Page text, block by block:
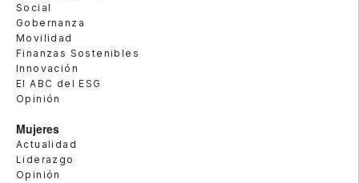
Social
Gobernanza
Movilidad
Finanzas Sostenibles
Innovación
El ABC del ESG
Opinión
Mujeres
Actualidad
Liderazgo
Opinión